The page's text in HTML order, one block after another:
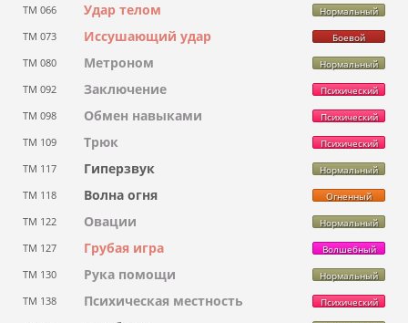
ТМ 066 Удар телом Нормальный
ТМ 073 Иссушающий удар Боевой
ТМ 080 Метроном Нормальный
ТМ 092 Заключение Психический
ТМ 098 Обмен навыками Психический
ТМ 109 Трюк Психический
ТМ 117 Гиперзвук Нормальный
ТМ 118 Волна огня Огненный
ТМ 122 Овации Нормальный
ТМ 127 Грубая игра Волшебный
ТМ 130 Рука помощи Нормальный
ТМ 138 Психическая местность Психический